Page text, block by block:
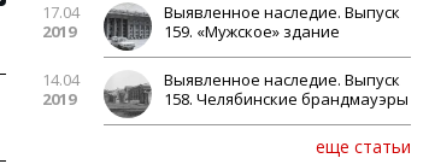
17.04
2019
Выявленное наследие. Выпуск
159. «Мужское» здание
14.04
2019
Выявленное наследие. Выпуск
158. Челябинские брандмауэры
еще статьи